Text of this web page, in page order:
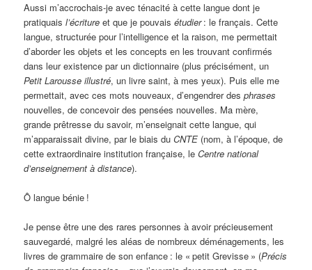
Aussi m’accrochais-je avec ténacité à cette langue dont je
pratiquaisl’écriture et que je pouvaisétudier : le français. Cette
langue, structurée pour l’intelligence et la raison, me permettait
d’aborder les objets et les concepts en les trouvant confirmés
dans leur existence par un dictionnaire (plus précisément, un
Petit Larousse illustré, un livre saint, à mes yeux). Puis elle me
permettait, avec ces mots nouveaux, d’engendrer desphrases
nouvelles, de concevoir des pensées nouvelles. Ma mère,
grande prêtresse du savoir, m’enseignait cette langue, qui
m’apparaissait divine, par le biais duCNTE (nom, à l’époque, de
cette extraordinaire institution française, leCentre national
d’enseignement à distance).
Ô langue bénie !
Je pense être une des rares personnes à avoir précieusement
sauvegardé, malgré les aléas de nombreux déménagements, les
livres de grammaire de son enfance : le « petit Grevisse » (Précis